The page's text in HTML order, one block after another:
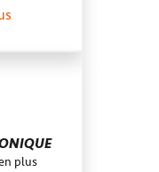
plus